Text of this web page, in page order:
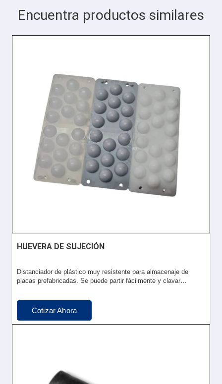
Encuentra productos similares
HUEVERA DE SUJECIÓN
Distanciador de plástico muy resistente para almacenaje de
placas prefabricadas. Se puede partir fácilmente y clavar…
Cotizar Ahora